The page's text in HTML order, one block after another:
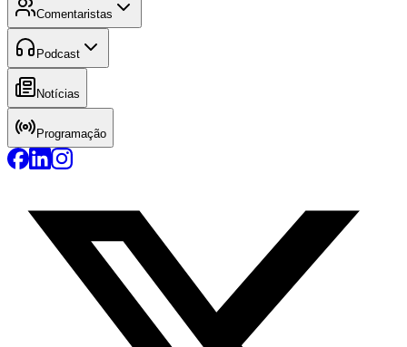
Comentaristas
Podcast
Notícias
Programação